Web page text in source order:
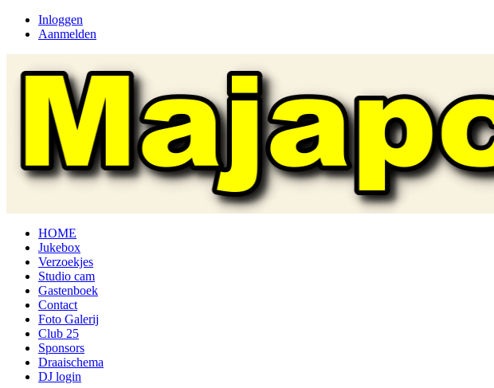
Inloggen
Aanmelden
HOME
Jukebox
Verzoekjes
Studio cam
Gastenboek
Contact
Foto Galerij
Club 25
Sponsors
Draaischema
DJ login